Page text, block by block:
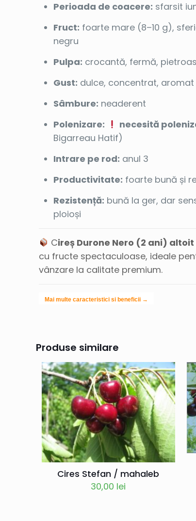
Perioada de coacere: sfarsit
Fruct: foarte mare (8–10 g),
negru
Pulpa: crocantă, fermă,
Gust: dulce, concentrat, aromat
Sâmbure: neaderent
Polenizare:
necesită
Bigarreau Hatif)
Intrare pe rod: anul 3
Productivitate: foarte bună și
Rezistență: bună la ger, dar
ploioși
Cireș Durone Nero (2 ani)
cu fructe spectaculoase, ideale
vânzare la calitate premium.
Mai multe caracteristici si beneficii →
Produse similare
Cires Stefan / mahaleb
30,00 lei